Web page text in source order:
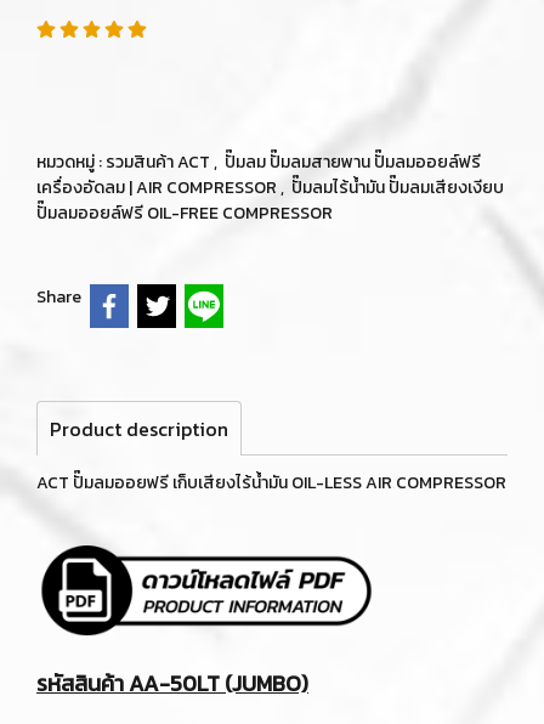
หมวดหมู่ :รวมสินค้า ACT, ปั๊มลม ปั๊มลมสายพาน ปั๊มลมออยล์ฟรี
เครื่องอัดลม | AIR COMPRESSOR, ปั๊มลมไร้น้ำมัน ปั๊มลมเสียงเงียบ
ปั๊มลมออยล์ฟรี OIL-FREE COMPRESSOR
Share
Product description
ACT ปั๊มลมออยฟรี เก็บเสียงไร้น้ำมัน OIL-LESS AIR COMPRESSOR
รหัสสินค้า AA-50LT (JUMBO)